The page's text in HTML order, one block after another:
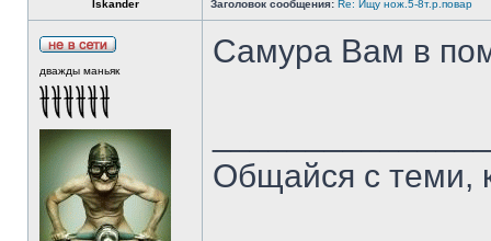
Iskander Заголовок сообщения: Re: Ищу нож.5-8т.р.повар
дважды маньяк
Самура Вам в
Общайся с теми,